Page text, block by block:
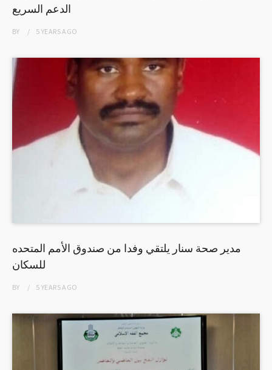
الدعم السريع
BY 5 YEARSAGO
مدير صحة سنار يلتقي وفدا من صندوق الأمم المتحده
للسكان
BY 5 YEARSAGO